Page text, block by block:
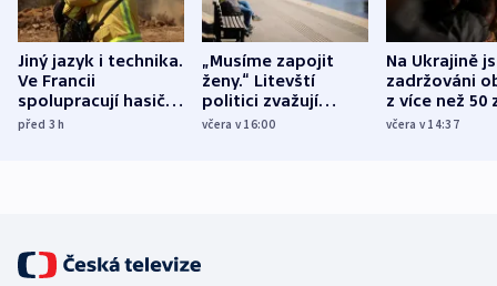
Jiný jazyk i technika.
Ve Francii
spolupracují hasiči z
různých zemí
před 3h
„Musíme zapojit
ženy.“ Litevští
politici zvažují
dohodu o
včera v 16:00
Na Ukrajině
zadržováni
z více než 50
Bojovali na
včera v 14:37